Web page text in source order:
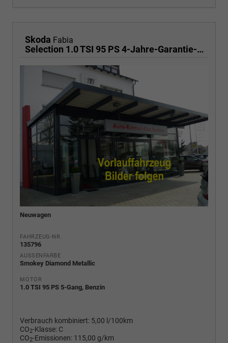
Skoda Fabia
Selection 1.0 TSI 95 PS 4-Jahre-Garantie-AppleCarPlay-AndroidAuto-LED-PDC-Sitzheizung-DAB-Klima
Neuwagen
FAHRZEUG-NR.
135796
AUSSENFARBE
Smokey Diamond Metallic
MOTOR
1.0 TSI 95 PS 5-Gang, Benzin
Verbrauch kombiniert: 5,00 l/100km
CO2-Klasse: C
CO2-Emissionen: 115,00 g/km